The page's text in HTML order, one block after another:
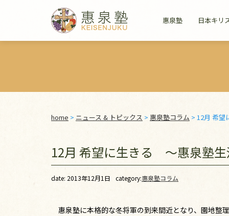
惠泉塾 日本キリ
home > ニュース & トピックス > 惠泉塾コラム > 12月 希
12月 希望に生きる ～惠泉塾
date: 2013年12月1日 category:惠泉塾コラム
惠泉塾に本格的な冬将軍の到来間近となり、園地整